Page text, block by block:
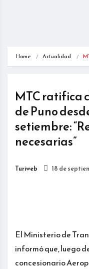
Home Actualidad
MTC ratifica
de Puno
setiembre:
necesarias”
Turiweb 18 de
El Ministerio de
informó que, luego
concesionario